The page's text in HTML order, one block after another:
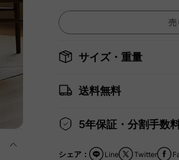
売
サイズ・重量
送料無料
5年保証・分割手数
シェア： Twitter
Line